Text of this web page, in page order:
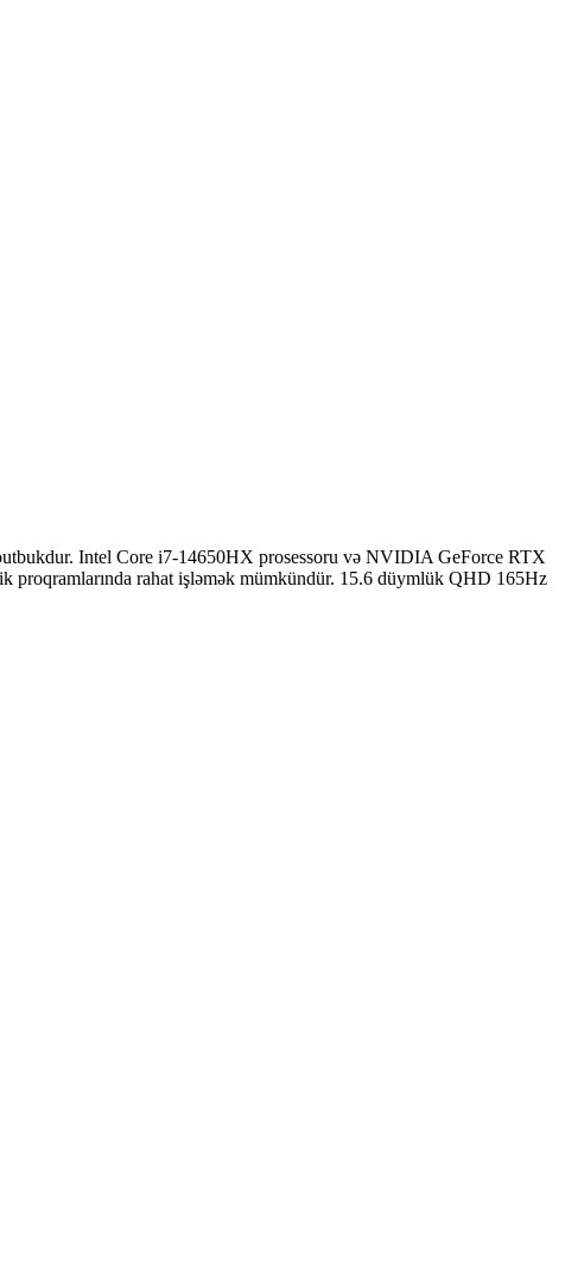
Intel Core i7-14650HX prosessoru və NVIDIA GeForce RTX
proqramlarında rahat işləmək mümkündür. 15.6 düymlük QHD 165Hz